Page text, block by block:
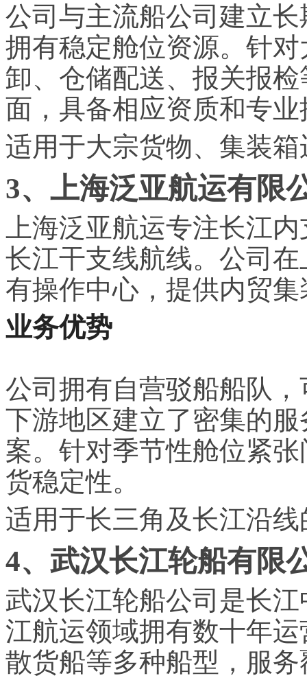
公司与主流船公司建立
拥有稳定舱位资源。针
卸、仓储配送、报关报
面，具备相应资质和专
适用于大宗货物、集装
3、上海泛亚航运有限
上海泛亚航运专注长江
长江干支线航线。公司
有操作中心，提供内贸
业务优势
公司拥有自营驳船船队
下游地区建立了密集的
案。针对季节性舱位紧
货稳定性。
适用于长三角及长江沿
4、武汉长江轮船有限
武汉长江轮船公司是长
江航运领域拥有数十年
散货船等多种船型，服